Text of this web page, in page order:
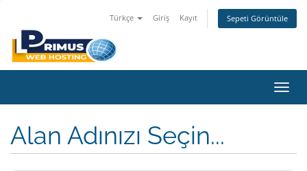
Türkçe Giriş Kayıt Sepeti Görüntüle
Alan Adınızı Seçin...